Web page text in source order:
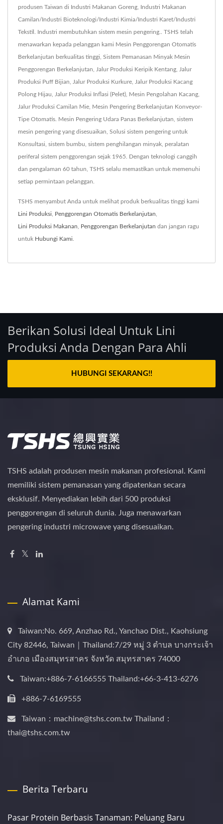
produsen Taiwan di Industri Makanan Goreng, Industri Makanan
Camilan/Industri Bioteknologi/Industri Kimia/Industri Karet/Industri
Tekstil. Industri membutuhkan sistem mesin pengering.. TSHS telah
menawarkan kepada pelanggan kami Mesin Penggorengan Otomatis
Berkelanjutan berkualitas tinggi, Sistem Pemanasan Minyak Mesin
Penggorengan Berkelanjutan, Jalur Produksi Keripik Kentang, Jalur
Produksi Puff Bijian, Jalur Produksi Kurkure, Jalur Produksi Kacang
Polong Hijau, Jalur Produksi Inflasi (Pelet), Mesin Pengolahan Kacang,
Jalur Produksi Camilan Mie, Mesin Pengering Berkelanjutan Konveyor-
Tipe Otomatis. Mesin Pengering Udara Panas Berkelanjutan, sistem
mesin pengering yang disesuaikan, Solusi sistem pengering untuk
Konsultasi, sistem bumbu, sistem penghilangan minyak, peralatan
periferal sistem penggorengan sejak 1965. Dengan teknologi canggih
dan pengalaman 60 tahun, TSHS selalu memastikan untuk memenuhi
setiap permintaan pelanggan.
TSHS menyambut Anda untuk melihat produk berkualitas tinggi kami
Lini Produksi Penggorengan Otomatis Berkelanjutan
Lini Produksi Makanan Penggorengan Berkelanjutan dan jangan ragu
untuk Hubungi Kami
Berikan Solusi Ideal Untuk Lini
Produksi Anda Dengan Para Ahli
HUBUNGI SEKARANG!!
TSHS adalah produsen mesin makanan profesional. Kami
memiliki sistem pemanasan yang dipatenkan secara
eksklusif. Menyediakan lebih dari 500 produksi
penggorengan di seluruh dunia. Juga menawarkan
pengering industri microwave yang disesuaikan.
Alamat Kami
Taiwan:No. 669, Anzhao Rd., Yanchao Dist., Kaohsiung
City 82446, Taiwan｜Thailand:7/29 หมู่ 3 ตำบล บางกระเจ้า
อำเภอ เมืองสมุทรสาคร จังหวัด สมุทรสาคร 74000
Taiwan:+886-7-6166555 Thailand:+66-3-413-6276
+886-7-6169555
Taiwan：machine@tshs.com.tw Thailand：
thai@tshs.com.tw
Berita Terbaru
Pasar Protein Berbasis Tanaman: Peluang Baru